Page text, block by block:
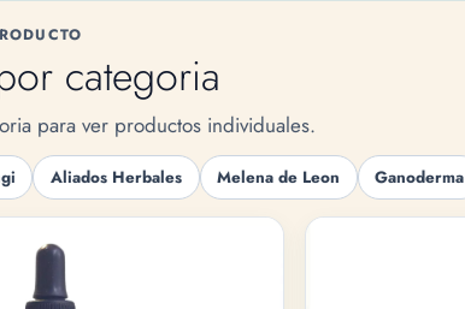
categoria
para ver productos individuales.
Aliados Herbales Melena de Leon Ganoderma